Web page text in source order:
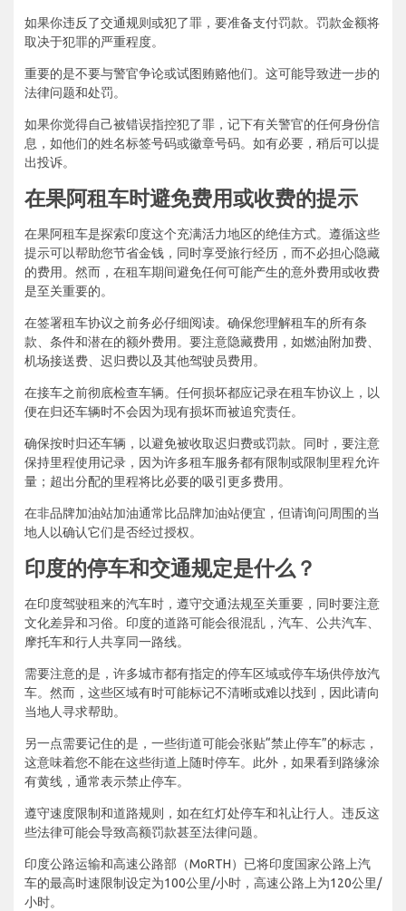
如果你违反了交通规则或犯了罪，要准备支付罚款。罚款金额将
取决于犯罪的严重程度。
重要的是不要与警官争论或试图贿赂他们。这可能导致进一步的
法律问题和处罚。
如果你觉得自己被错误指控犯了罪，记下有关警官的任何身份信
息，如他们的姓名标签号码或徽章号码。如有必要，稍后可以提
出投诉。
在果阿租车时避免费用或收费的提示
在果阿租车是探索印度这个充满活力地区的绝佳方式。遵循这些
提示可以帮助您节省金钱，同时享受旅行经历，而不必担心隐藏
的费用。然而，在租车期间避免任何可能产生的意外费用或收费
是至关重要的。
在签署租车协议之前务必仔细阅读。确保您理解租车的所有条
款、条件和潜在的额外费用。要注意隐藏费用，如燃油附加费、
机场接送费、迟归费以及其他驾驶员费用。
在接车之前彻底检查车辆。任何损坏都应记录在租车协议上，以
便在归还车辆时不会因为现有损坏而被追究责任。
确保按时归还车辆，以避免被收取迟归费或罚款。同时，要注意
保持里程使用记录，因为许多租车服务都有限制或限制里程允许
量；超出分配的里程将比必要的吸引更多费用。
在非品牌加油站加油通常比品牌加油站便宜，但请询问周围的当
地人以确认它们是否经过授权。
印度的停车和交通规定是什么？
在印度驾驶租来的汽车时，遵守交通法规至关重要，同时要注意
文化差异和习俗。印度的道路可能会很混乱，汽车、公共汽车、
摩托车和行人共享同一路线。
需要注意的是，许多城市都有指定的停车区域或停车场供停放汽
车。然而，这些区域有时可能标记不清晰或难以找到，因此请向
当地人寻求帮助。
另一点需要记住的是，一些街道可能会张贴“禁止停车”的标志，
这意味着您不能在这些街道上随时停车。此外，如果看到路缘涂
有黄线，通常表示禁止停车。
遵守速度限制和道路规则，如在红灯处停车和礼让行人。违反这
些法律可能会导致高额罚款甚至法律问题。
印度公路运输和高速公路部（MoRTH）已将印度国家公路上汽
车的最高时速限制设定为100公里/小时，高速公路上为120公里/
小时。